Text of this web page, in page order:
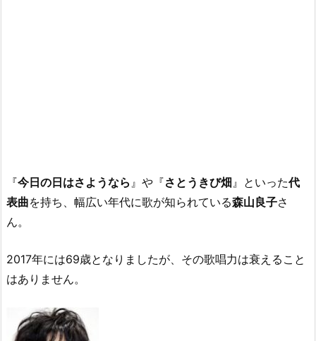
『今日の日はさようなら 』や『さとうきび畑 』といった代
表曲を持ち、幅広い年代に歌が知られている森山良子さ
ん。
2017年には69歳となりましたが、その歌唱力は衰えること
はありません。